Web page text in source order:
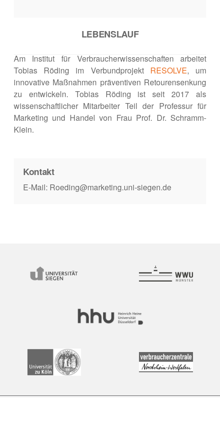
LEBENSLAUF
Am Institut für Verbraucherwissenschaften arbeitet
Tobias Röding im Verbundprojekt RESOLVE, um
innovative Maßnahmen präventiven Retourensenkung
zu entwickeln. Tobias Röding ist seit 2017 als
wissenschaftlicher Mitarbeiter Teil der Professur für
Marketing und Handel von Frau Prof. Dr. Schramm-
Klein.
Kontakt
E-Mail: Roeding@marketing.uni-siegen.de